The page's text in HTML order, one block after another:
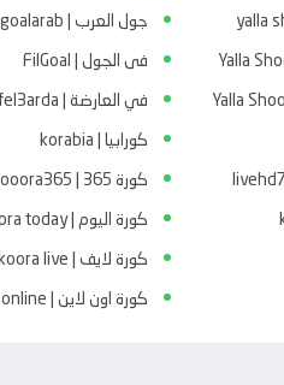
جول العرب | goalarab
فى الجول | FilGoal
في العارضة | fel3arda
كورابيا | korabia
كورة 365 | kooora365
كورة اليوم | kooora today
كورة لايف | koora live
كورة اون لاين | kora online